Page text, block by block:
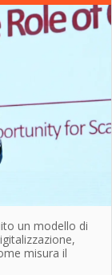
un modello di
misura il